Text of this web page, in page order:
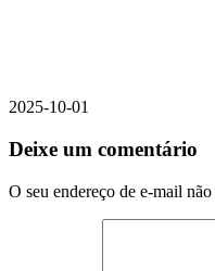
2025-10-01
Deixe um comentário
O seu endereço de e-mail